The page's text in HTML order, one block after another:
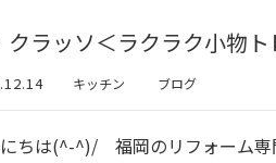
クラッソ＜ラクラク小物ト
キッチン ブログ
ちは(^-^)/ 福岡のリフォーム専